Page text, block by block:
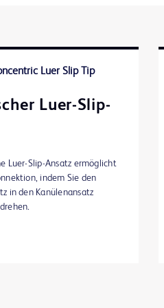
Luer-Slip-
Luer-Slip-Ansatz ermöglicht
indem Sie den
in den Kanülenansatz